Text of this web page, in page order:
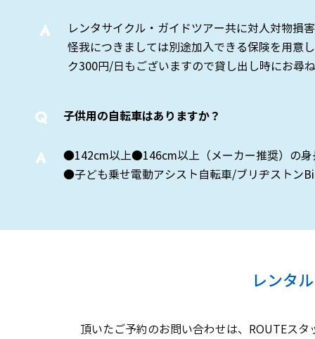
​A
レンタサイクル・ガイドツアー共に対人対物損
怪我につきましては別途加入できる保険を用意
ク300円/日もございますので貸し出し時にお尋
Q 子供用の自転車はありますか？
​A
●142cm以上●146cm以上（メーカー推奨）の身
●子ども乗せ電動アシスト自転車/ブリヂストン
レンタ
頂いたご予約のお問い合わせは、ROUTEス